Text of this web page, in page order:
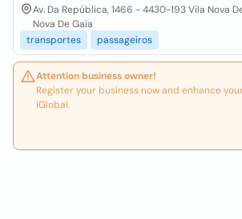
Av. Da República, 1466 - 4430-193 Vila Nova
Nova De Gaia
transportes
passageiros
Attention business owner!
Register your business now and enhance
iGlobal.